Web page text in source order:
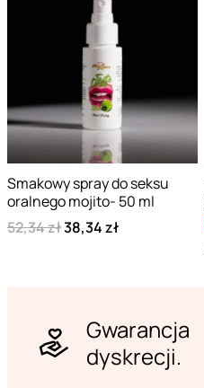
Smakowy spray do seksu
oralnego mojito- 50 ml
52,34 zł38,34 zł
Gwarancja
dyskrecji.